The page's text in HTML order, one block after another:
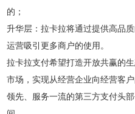
的；
升华层：拉卡拉将通过提供高品
运营吸引更多商户的使用。
拉卡拉支付希望打造开放共赢的
市场，实现从经营企业向经营客
领先、服务一流的第三方支付头